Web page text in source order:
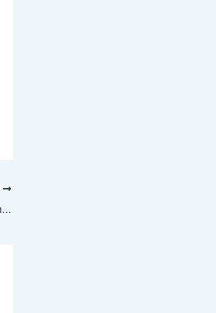
Sessão Especial homenageia Joana Damásio, presidente da ONG Abraço à Microcefalia